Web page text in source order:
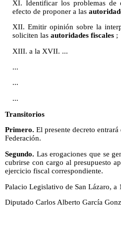
XI. Identificar los problemas de
efecto de proponer a las
XII. Emitir opinión sobre la
soliciten las autoridades fiscales;
XIII. a la XVII. ...
...
...
...
Transitorios
Primero.El presente decreto
Federación.
Segundo. Las erogaciones que se
cubrirse con cargo al presupuesto
ejercicio fiscal correspondiente.
Palacio Legislativo de San Lázaro, a
Diputado Carlos Alberto García